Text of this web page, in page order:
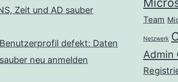
Zeit und AD sauber
defekt: Daten
neu anmelden
Team
Netzwerk
Admin